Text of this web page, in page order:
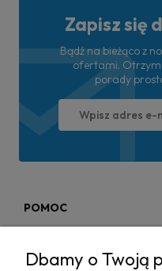
Zapisz się
Bądź na bieżąco z
ofertami.
porady
POMOC
Dbamy o Twoją